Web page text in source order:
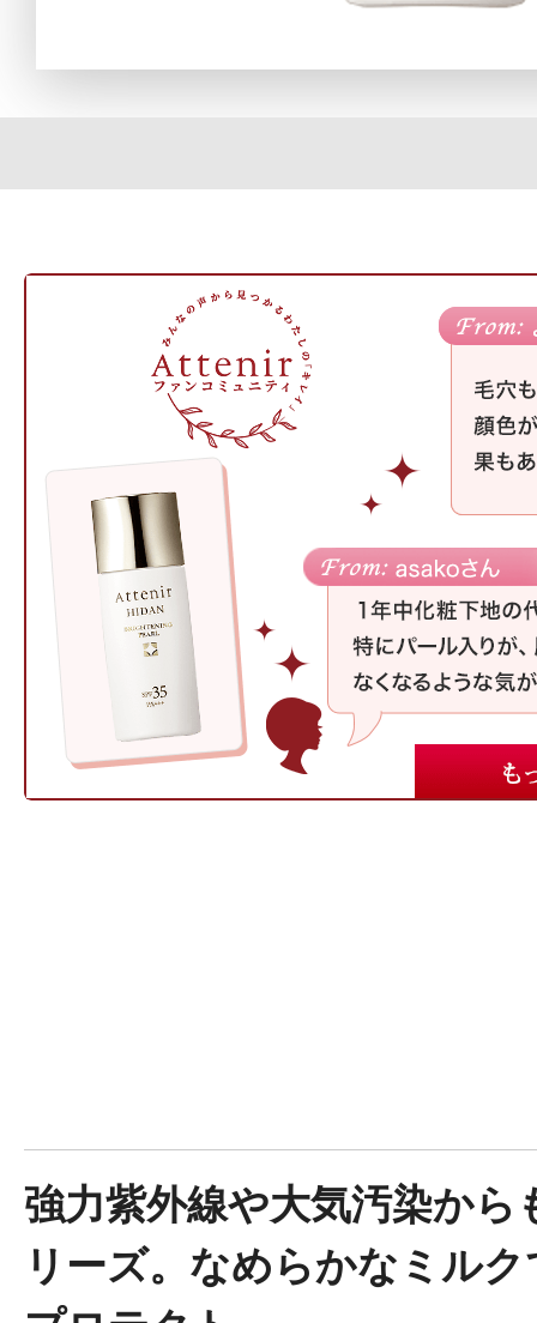
ドレススノー
ドレスリフト
プリマモイスト
ボディケア
強力紫外線や大気汚染から
リーズ。なめらかなミル